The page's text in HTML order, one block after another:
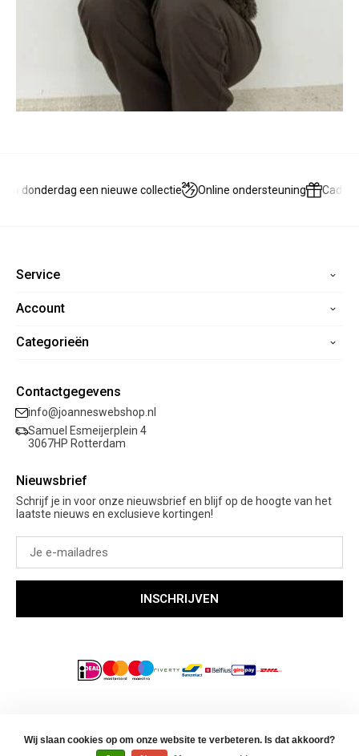
donderdag een nieuwe collectie Online ondersteuning
Service
Home
Veelgestelde vragen
Retourneren
Garantie
Account
Registreren
Mijn verlanglijst
Categorieën
Sale
Kleding
Schoenen
Cadeaubon
Contactgegevens
info@joanneswebshop.nl
Samuel Esmeijerplein 4
3067HP Rotterdam
Nieuwsbrief
Schrijf je in voor onze nieuwsbrief en blijf op de hoogte van het
laatste nieuws en exclusieve kortingen!
INSCHRIJVEN
Privacybeleid
Wij slaan cookies op om onze website te verbeteren. Is dat akkoord?